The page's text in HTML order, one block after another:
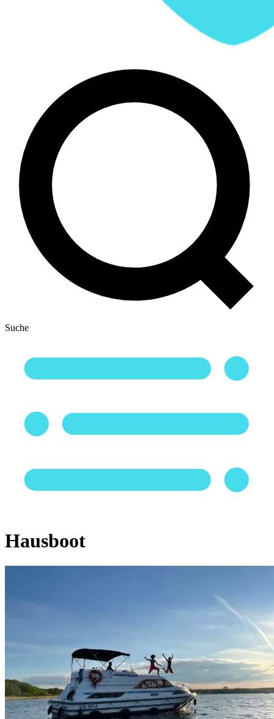
Suche
Hausboot